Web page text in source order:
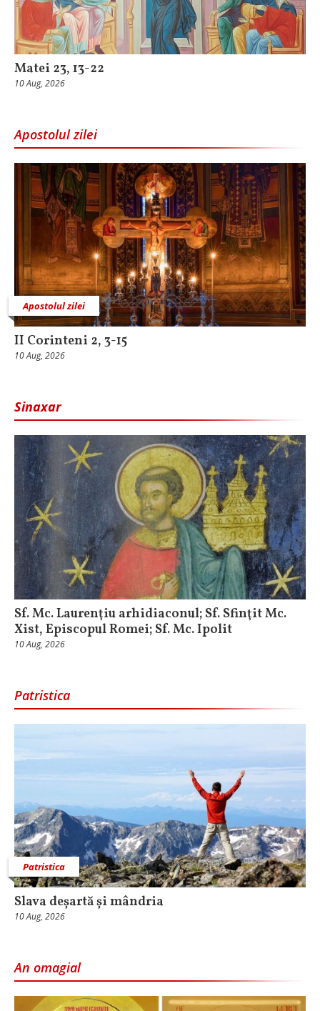
Matei 23, 13-22
10 Aug, 2026
Apostolul zilei
Apostolul zilei
II Corinteni 2, 3-15
10 Aug, 2026
Sinaxar
Sf. Mc. Laurenţiu arhidiaconul; Sf. Sfinţit Mc.
Xist, Episcopul Romei; Sf. Mc. Ipolit
10 Aug, 2026
Patristica
Patristica
Slava deșartă și mândria
10 Aug, 2026
An omagial